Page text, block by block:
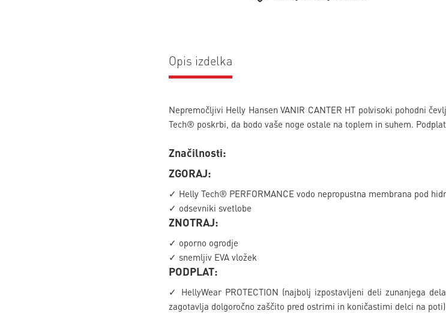
Opis izdelka
Nepremočljivi Helly Hansen VANIR CANTER HT polvisoki pohodni
Tech® poskrbi, da bodo vaše noge ostale na toplem in suhem.
Značilnosti:
ZGORAJ:
✓ Helly Tech® PERFORMANCE vodo nepropustna membrana pod
✓ odsevniki svetlobe
ZNOTRAJ:
✓ oporno ogrodje
✓ snemljiv EVA vložek
PODPLAT:
✓ HellyWear PROTECTION (najbolj izpostavljeni deli zunanjega
zagotavlja dolgoročno zaščito pred ostrimi in koničastimi delci na poti)